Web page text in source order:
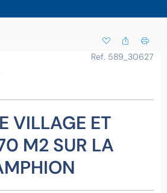
Ref. 589_30627
VILLAGE ET
M2 SUR LA